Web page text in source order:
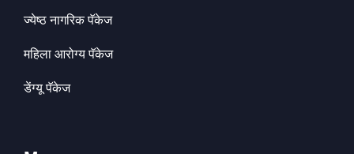
ज्येष्ठ नागरिक पॅकेज
महिला आरोग्य पॅकेज
डेंग्यू पॅकेज